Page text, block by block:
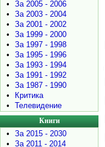
•
За 2005 - 2006
•
За 2003 - 2004
•
За 2001 - 2002
•
За 1999 - 2000
•
За 1997 - 1998
•
За 1995 - 1996
•
За 1993 - 1994
•
За 1991 - 1992
•
За 1987 - 1990
•
Критика
•
Телевидение
Книги
•
За 2015 - 2030
•
За 2011 - 2014